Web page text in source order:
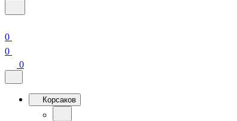
0
0
0
Корсаков